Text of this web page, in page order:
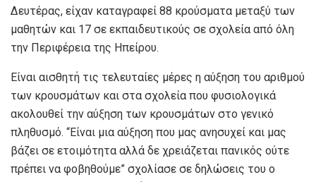
Δευτέρας, είχαν καταγραφεί 88 κρούσματα μεταξύ των
μαθητών και 17 σε εκπαιδευτικούς σε σχολεία από όλη
την Περιφέρεια της Ηπείρου.
Είναι αισθητή τις τελευταίες μέρες η αύξηση του αριθμού
των κρουσμάτων και στα σχολεία που φυσιολογικά
ακολουθεί την αύξηση των κρουσμάτων στο γενικό
πληθυσμό. “Είναι μια αύξηση που μας ανησυχεί και μας
βάζει σε ετοιμότητα αλλά δε χρειάζεται πανικός ούτε
πρέπει να φοβηθούμε” σχολίασε σε δηλώσεις του ο